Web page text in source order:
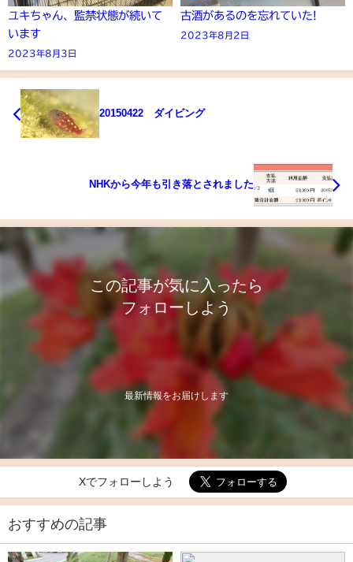
ユキちゃん、監禁状態が続いて
います
2023年8月3日
古酒があるのを忘れていた!
2023年8月2日
20150422 ダイビング
NHKから今年も引き落とされました
この記事が気に入ったら
フォローしよう
最新情報をお届けします
Xでフォローしよう
おすすめの記事